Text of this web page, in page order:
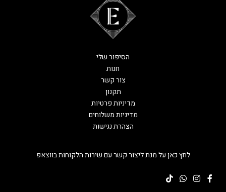
לחץ כאן על מנת ליצור קשר עם שירות הלקוחות בווצאפ
הסיפור שלי
חנות
צור קשר
תקנון
מדיניות פרטיות
מדיניות משלוחים
הצהרת נגישות